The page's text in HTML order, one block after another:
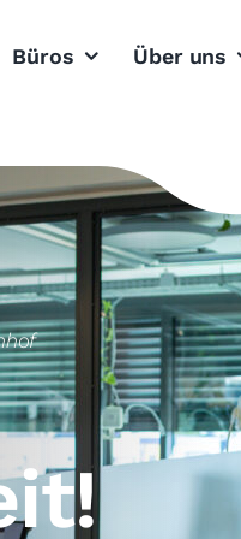
Büros Über uns